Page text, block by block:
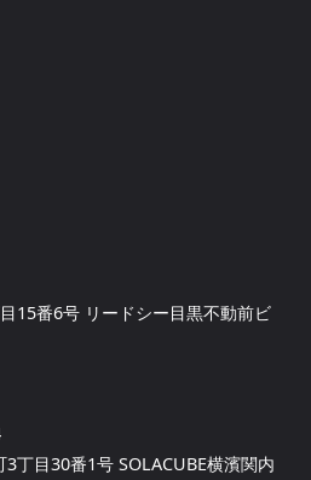
15番6号 リードシー目黒不動前ビ
丁目30番1号 SOLACUBE横濱関内